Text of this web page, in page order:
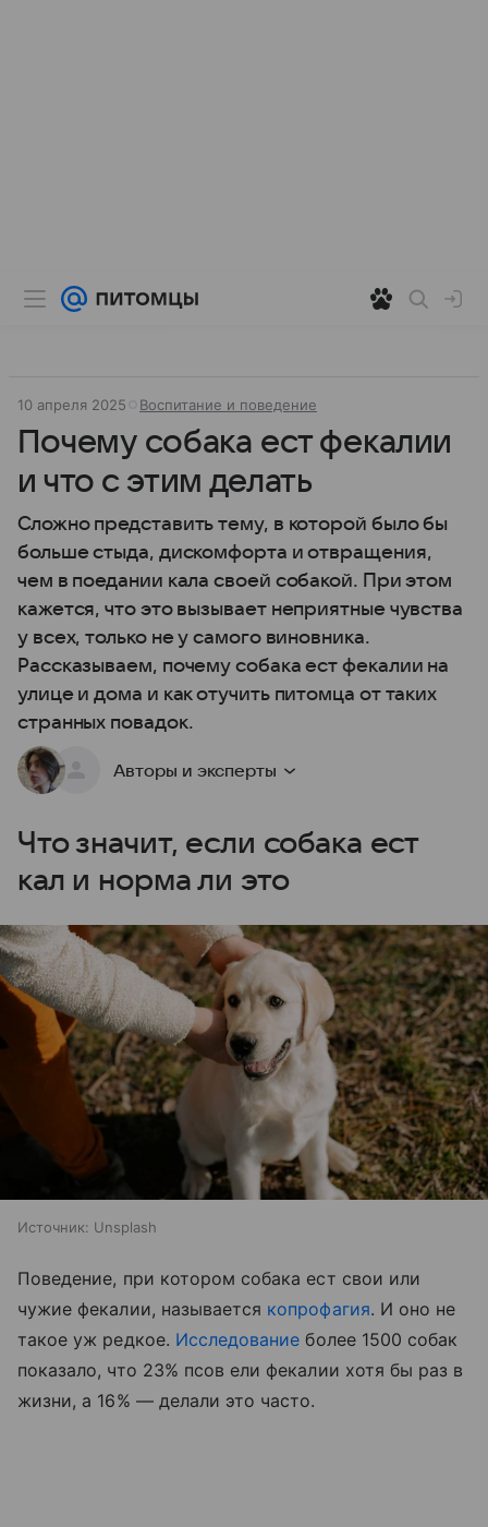
10 апреля 2025 Воспитание и поведение
Почему собака ест фекалии
и что с этим делать
Сложно представить тему, в которой было бы
больше стыда, дискомфорта и отвращения,
чем в поедании кала своей собакой. При этом
кажется, что это вызывает неприятные чувства
у всех, только не у самого виновника.
Рассказываем, почему собака ест фекалии на
улице и дома и как отучить питомца от таких
странных повадок.
Авторы и эксперты
Что значит, если собака ест
кал и норма ли это
Источник: Unsplash
Поведение, при котором собака ест свои или
чужие фекалии, называется копрофагия. И оно не
такое уж редкое. Исследование более 1500 собак
показало, что 23% псов ели фекалии хотя бы раз в
жизни, а 16% — делали это часто.